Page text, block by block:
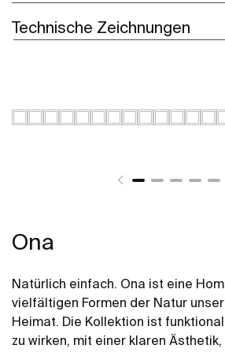
Technische Zeichnungen
Ona
Natürlich einfach. Ona ist eine
vielfältigen Formen der Natur
Heimat. Die Kollektion ist
zu wirken, mit einer klaren